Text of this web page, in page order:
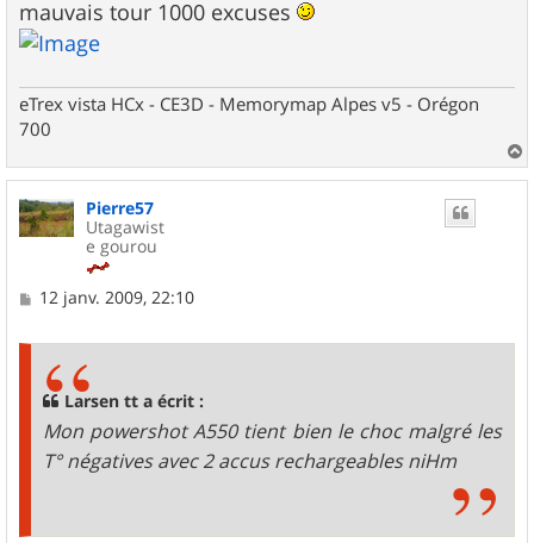
mauvais tour 1000 excuses
eTrex vista HCx - CE3D - Memorymap Alpes v5 - Orégon
700
a
Pierre57
Utagawist
e gourou
M12 janv. 2009, 22:10
Larsen tt a écrit :
Mon powershot A550 tient bien le choc malgré les
T° négatives avec 2 accus rechargeables niHm